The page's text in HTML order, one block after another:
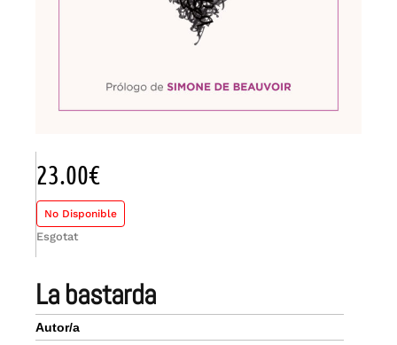
la bastarda
Autor/a
23.00€
No Disponible
Esgotat